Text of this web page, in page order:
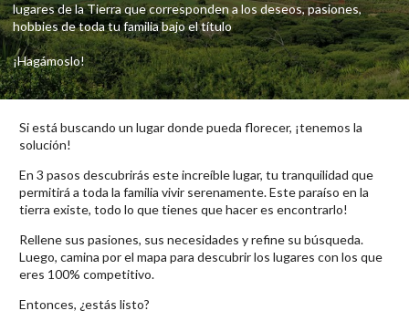
lugares de la Tierra que corresponden a los deseos, pasiones,
hobbies de toda tu familia bajo el título
¡Hagámoslo!
Si está buscando un lugar donde pueda florecer, ¡tenemos la
solución!
En 3 pasos descubrirás este increíble lugar, tu tranquilidad que
permitirá a toda la familia vivir serenamente. Este paraíso en la
tierra existe, todo lo que tienes que hacer es encontrarlo!
Rellene sus pasiones, sus necesidades y refine su búsqueda.
Luego, camina por el mapa para descubrir los lugares con los que
eres 100% competitivo.
Entonces, ¿estás listo?